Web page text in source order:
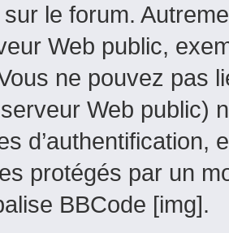
le forum.
Web public,
ne pouvez pas
serveur Web public)
d’authentification,
protégés par un
BBCode [img].